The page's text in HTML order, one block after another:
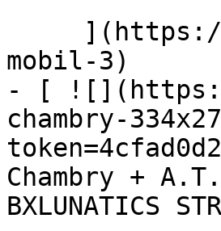
mobil-3)
- [
chambry-
Chambry +
BXLUNATICS